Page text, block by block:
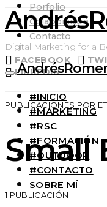
Porfolio
Colaboración
Contacto
FACEBOOK
LINKEDIN
Digital Marketing for a
#INICIO
#MARKETING
#RSC
#FORMACIÓN
#OUTDOOR
#CONTACTO
SOBRE MÍ
PUBLICACIONES POR
Small
1 PUBLICACIÓN